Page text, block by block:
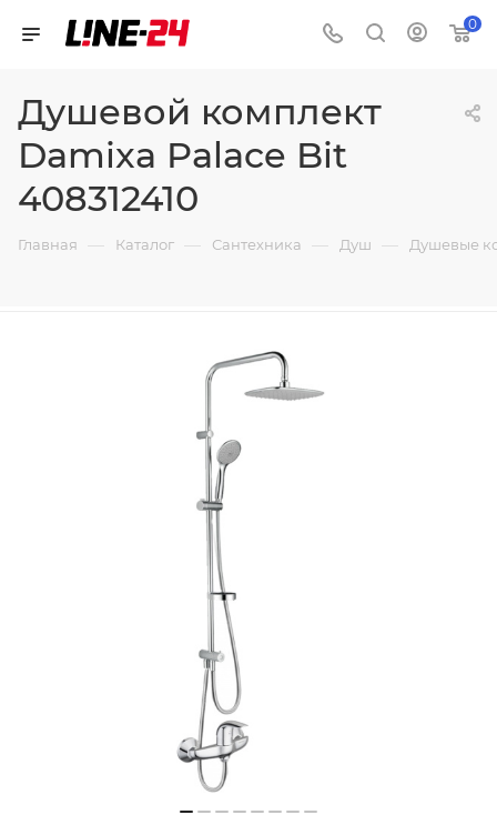
0
Душевой комплект
Damixa Palace Bit
408312410
Главная — Каталог — Сантехника — Душ — Душевые